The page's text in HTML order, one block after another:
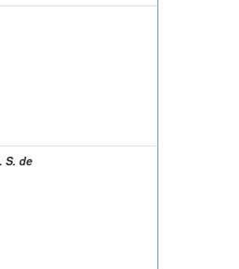
S. de